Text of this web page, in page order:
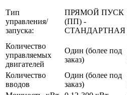
Тип
управления/
запуска:
ПРЯМОЙ ПУСК
(ПП) -
СТАНДАРТНАЯ
Количество
управляемых
двигателей
Один (более под
заказ)
Количество
вводов
Один (более под
заказ)